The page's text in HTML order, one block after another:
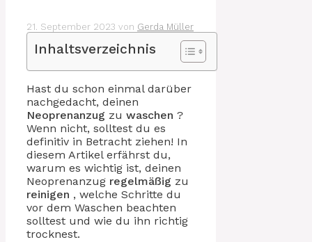
21. September 2023 von Gerda Müller
Inhaltsverzeichnis
Hast du schon einmal darüber
nachgedacht, deinen
Neoprenanzug zu waschen ?
Wenn nicht, solltest du es
definitiv in Betracht ziehen! In
diesem Artikel erfährst du,
warum es wichtig ist, deinen
Neoprenanzug regelmäßig zu
reinigen , welche Schritte du
vor dem Waschen beachten
solltest und wie du ihn richtig
trocknest.